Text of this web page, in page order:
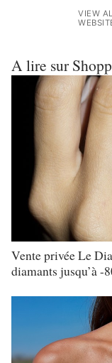
VIEW
A lire sur
Vente privée Le
diamants jusqu’à -